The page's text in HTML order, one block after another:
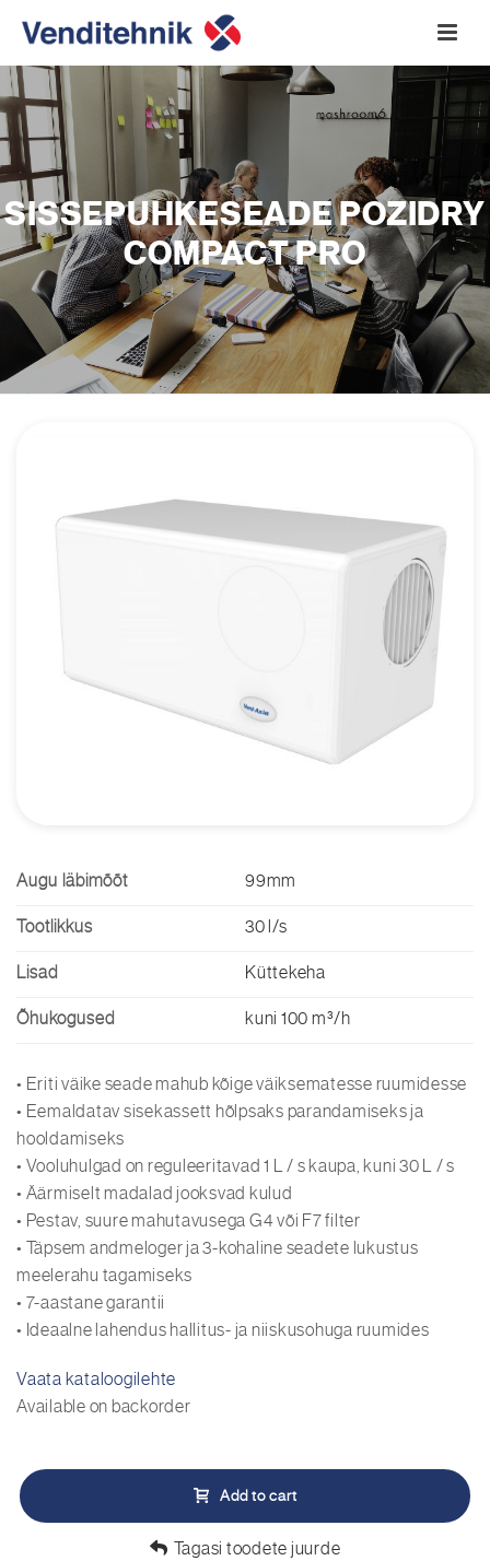
SISSEPUHKESEADE POZIDRY
COMPACT PRO
Augu läbimõõt 99mm
Tootlikkus 30 l/s
Lisad Küttekeha
Õhukogused kuni 100 m³/h
• Eriti väike seade mahub kõige väiksematesse ruumidesse
• Eemaldatav sisekassett hõlpsaks parandamiseks ja
hooldamiseks
• Vooluhulgad on reguleeritavad 1 L / s kaupa, kuni 30 L / s
• Äärmiselt madalad jooksvad kulud
• Pestav, suure mahutavusega G4 või F7 filter
• Täpsem andmeloger ja 3-kohaline seadete lukustus
meelerahu tagamiseks
• 7-aastane garantii
• Ideaalne lahendus hallitus- ja niiskusohuga ruumides
Vaata kataloogilehte
Available on backorder
Add to cart
Tagasi toodete juurde